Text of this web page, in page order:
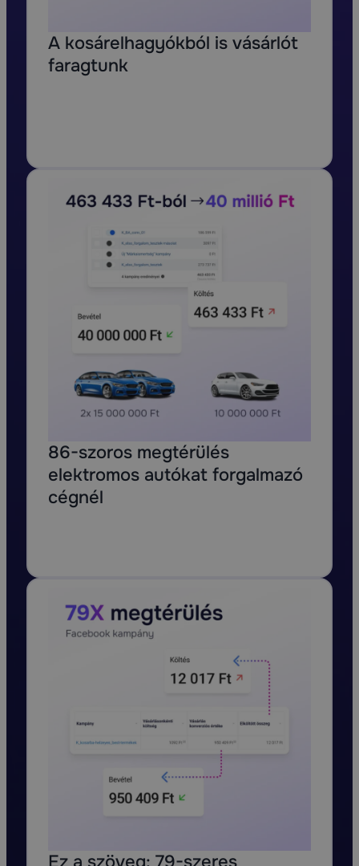
A kosárelhagyókból is vásárlót
faragtunk
86-szoros megtérülés
elektromos autókat forgalmazó
cégnél